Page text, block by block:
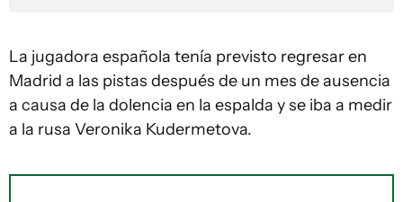
La jugadora española tenía previsto regresar en
Madrid a las pistas después de un mes de ausencia
a causa de la dolencia en la espalda y se iba a medir
a la rusa Veronika Kudermetova.